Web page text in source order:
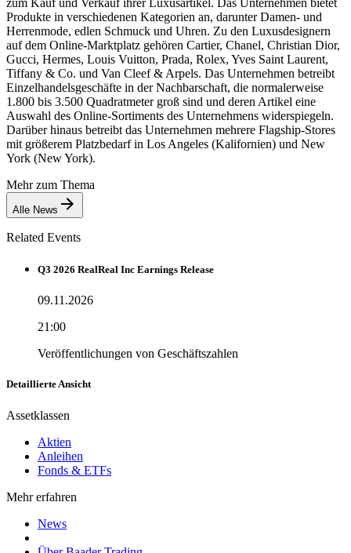
Produkte in verschiedenen Kategorien an, darunter Damen- und
Herrenmode, edlen Schmuck und Uhren. Zu den Luxusdesignern
auf dem Online-Marktplatz gehören Cartier, Chanel, Christian Dior,
Gucci, Hermes, Louis Vuitton, Prada, Rolex, Yves Saint Laurent,
Tiffany & Co. und Van Cleef & Arpels. Das Unternehmen betreibt
Einzelhandelsgeschäfte in der Nachbarschaft, die normalerweise
1.800 bis 3.500 Quadratmeter groß sind und deren Artikel eine
Auswahl des Online-Sortiments des Unternehmens widerspiegeln.
Darüber hinaus betreibt das Unternehmen mehrere Flagship-Stores
mit größerem Platzbedarf in Los Angeles (Kalifornien) und New
York (New York).
Mehr zum Thema
Alle News
Related Events
Q3 2026 RealReal Inc Earnings Release
09.11.2026
21:00
Veröffentlichungen von Geschäftszahlen
Detaillierte Ansicht
Assetklassen
Aktien
Anleihen
Fonds & ETFs
Mehr erfahren
News